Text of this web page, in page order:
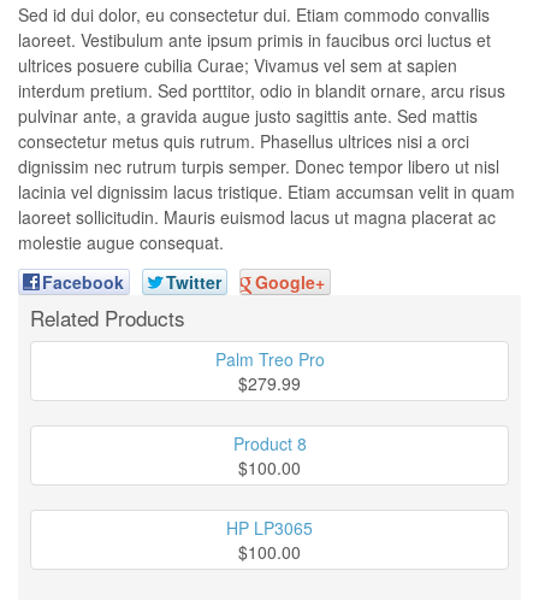
Sed id dui dolor, eu consectetur dui. Etiam commodo convallis
laoreet. Vestibulum ante ipsum primis in faucibus orci luctus et
ultrices posuere cubilia Curae; Vivamus vel sem at sapien
interdum pretium. Sed porttitor, odio in blandit ornare, arcu risus
pulvinar ante, a gravida augue justo sagittis ante. Sed mattis
consectetur metus quis rutrum. Phasellus ultrices nisi a orci
dignissim nec rutrum turpis semper. Donec tempor libero ut nisl
lacinia vel dignissim lacus tristique. Etiam accumsan velit in quam
laoreet sollicitudin. Mauris euismod lacus ut magna placerat ac
molestie augue consequat.
Facebook
Twitter Google+
Related Products
Palm Treo Pro
$279.99
Product 8
$100.00
HP LP3065
$100.00